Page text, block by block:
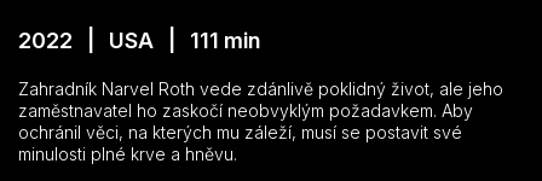
2022 | USA | 111 min
Zahradník Narvel Roth vede zdánlivě poklidný život, ale jeho
zaměstnavatel ho zaskočí neobvyklým požadavkem. Aby
ochránil věci, na kterých mu záleží, musí se postavit své
minulosti plné krve a hněvu.